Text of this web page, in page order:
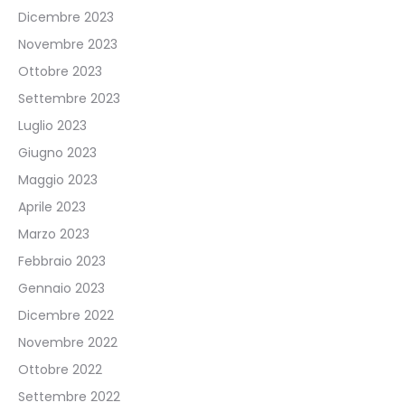
Dicembre 2023
Novembre 2023
Ottobre 2023
Settembre 2023
Luglio 2023
Giugno 2023
Maggio 2023
Aprile 2023
Marzo 2023
Febbraio 2023
Gennaio 2023
Dicembre 2022
Novembre 2022
Ottobre 2022
Settembre 2022